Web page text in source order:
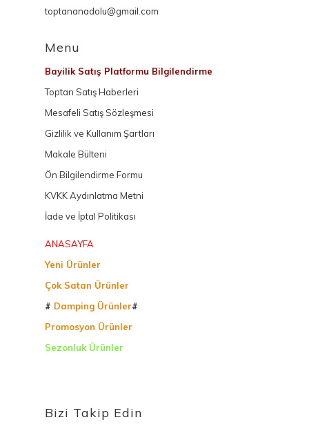
toptananadolu@gmail.com
Menu
Bayilik Satış Platformu Bilgilendirme
Toptan Satış Haberleri
Mesafeli Satış Sözleşmesi
Gizlilik ve Kullanım Şartları
Makale Bülteni
Ön Bilgilendirme Formu
KVKK Aydınlatma Metni
İade ve İptal Politikası
ANASAYFA
Yeni Ürünler
Çok Satan Ürünler
# Damping Ürünler#
Promosyon Ürünler
Sezonluk Ürünler
Bizi Takip Edin